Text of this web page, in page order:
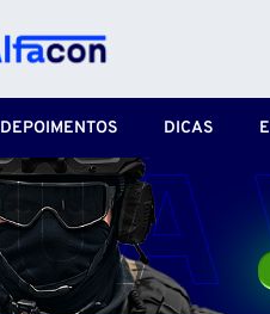
DEPOIMENTOS DICAS